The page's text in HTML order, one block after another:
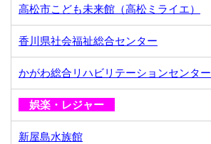
高松市こども未来館（高松ミライエ）
香川県社会福祉総合センター
かがわ総合リハビリテーションセンター
娯楽・レジャー
新屋島水族館